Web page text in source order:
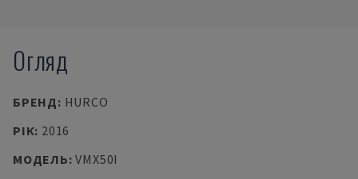
Огляд
БРЕНД: HURCO
РІК: 2016
МОДЕЛЬ:VMX50I